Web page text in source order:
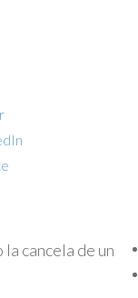
cancela de un